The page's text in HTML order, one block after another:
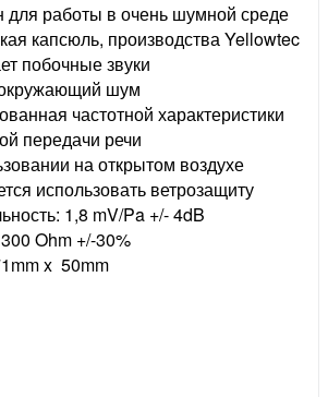
для работы в очень шумной среде
капсюль, производства Yellowtec
побочные звуки
шум
частотной характеристики
передачи речи
на открытом воздухе
использовать ветрозащиту
1,8 mV/Pa +/- 4dB
Ohm +/-30%
x 50mm